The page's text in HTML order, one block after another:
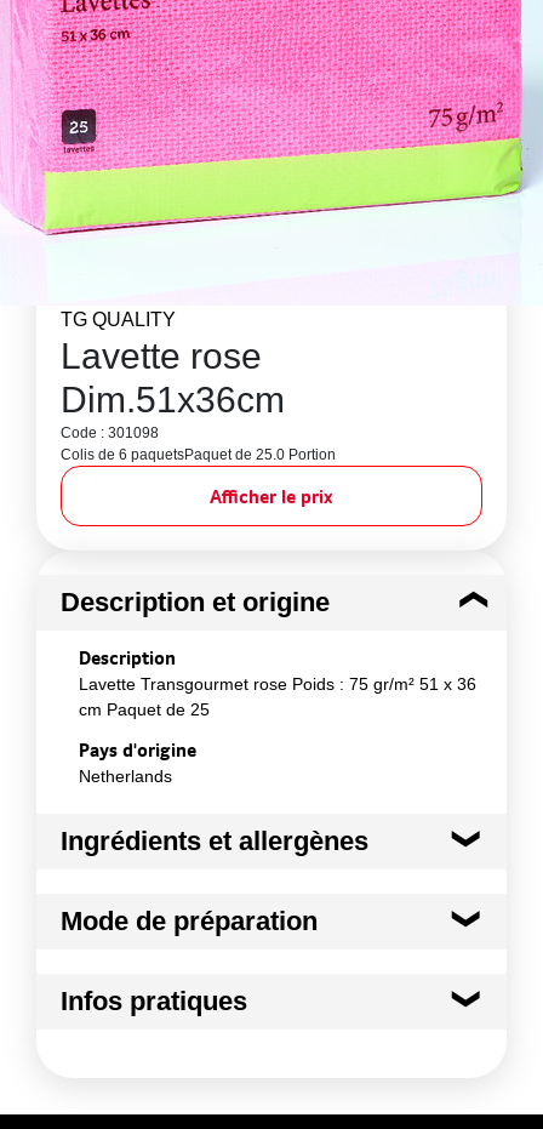
TG QUALITY
Lavette rose
Dim.51x36cm
Code : 301098
Colis de 6 paquetsPaquet de 25.0 Portion
Afficher le prix
Description et origine
Description
Lavette Transgourmet rose Poids : 75 gr/m² 51 x 36
cm Paquet de 25
Pays d'origine
Netherlands
Ingrédients et allergènes
Composition : 90 % Fibres (50% Viscose & 50%
par le(s) fournisseur(s) de Transgourmet
Mode de préparation
Restauration collective Hôtels Restaurants Service
Infos pratiques
Durée totale du produit :non applicable